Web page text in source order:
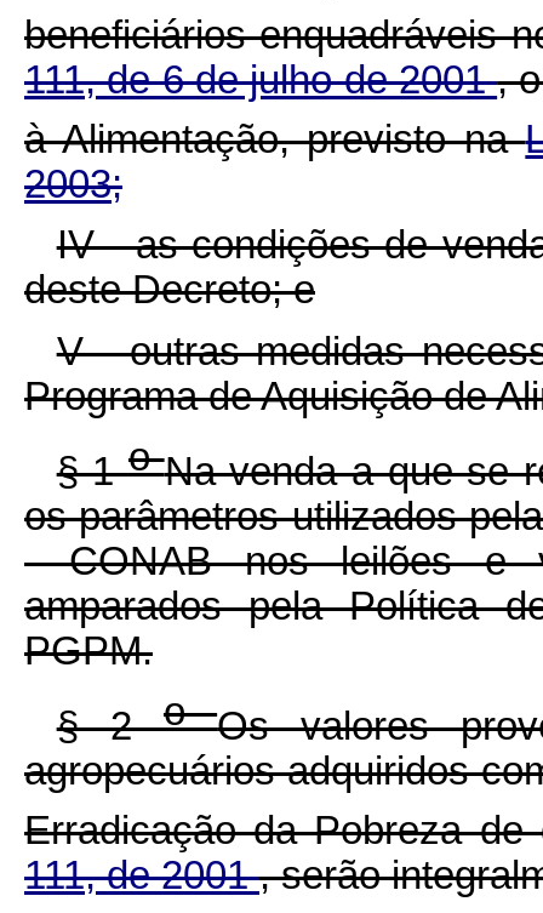
beneficiários enquadráveis
111, de 6 de julho de 2001,
à Alimentação, previsto na
2003;
IV - as condições de
deste Decreto; e
V - outras medidas
Programa de Aquisição de
§ 1oNa venda a que se
os parâmetros utilizados
- CONAB nos leilões e
amparados pela Política
PGPM.
§ 2oOs valores
agropecuários adquiridos
Erradicação da Pobreza
111, de 2001, serão